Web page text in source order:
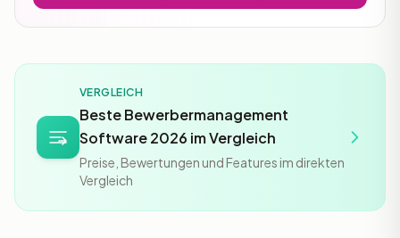
VERGLEICH
Beste Bewerbermanagement
Software 2026 im Vergleich
Preise, Bewertungen und Features im direkten
Vergleich